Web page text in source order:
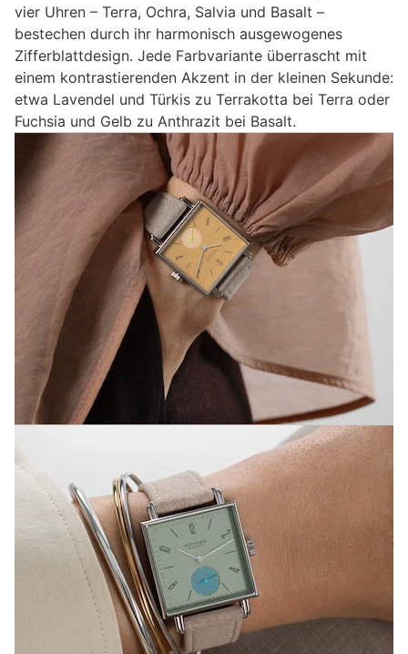
vier Uhren – Terra, Ochra, Salvia und Basalt –
bestechen durch ihr harmonisch ausgewogenes
Zifferblattdesign. Jede Farbvariante überrascht mit
einem kontrastierenden Akzent in der kleinen Sekunde:
etwa Lavendel und Türkis zu Terrakotta bei Terra oder
Fuchsia und Gelb zu Anthrazit bei Basalt.